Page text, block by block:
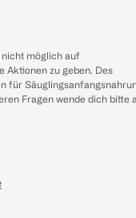
möglich auf
Aktionen zu geben. Des
für
Fragen wende dich bitte